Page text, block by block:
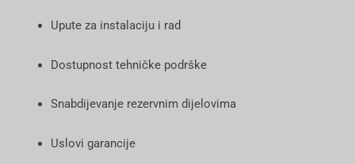
Upute za instalaciju i rad
Dostupnost tehničke podrške
Snabdijevanje rezervnim dijelovima
Uslovi garancije